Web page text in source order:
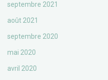
septembre 2021
août 2021
septembre 2020
mai 2020
avril 2020